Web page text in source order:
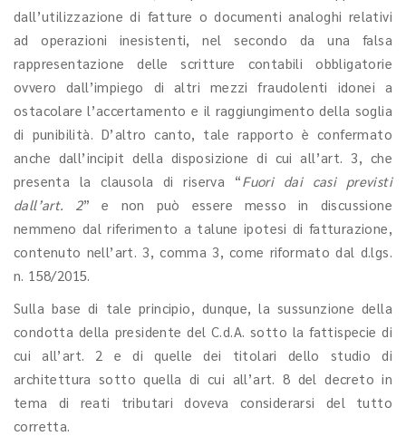
dall’utilizzazione di fatture o documenti analoghi relativi
ad operazioni inesistenti, nel secondo da una falsa
rappresentazione delle scritture contabili obbligatorie
ovvero dall’impiego di altri mezzi fraudolenti idonei a
ostacolare l’accertamento e il raggiungimento della soglia
di punibilità. D’altro canto, tale rapporto è confermato
anche dall’incipit della disposizione di cui all’art. 3, che
presenta la clausola di riserva “Fuori dai casi previsti
dall’art. 2” e non può essere messo in discussione
nemmeno dal riferimento a talune ipotesi di fatturazione,
contenuto nell’art. 3, comma 3, come riformato dal d.lgs.
n. 158/2015.
Sulla base di tale principio, dunque, la sussunzione della
condotta della presidente del C.d.A. sotto la fattispecie di
cui all’art. 2 e di quelle dei titolari dello studio di
architettura sotto quella di cui all’art. 8 del decreto in
tema di reati tributari doveva considerarsi del tutto
corretta.